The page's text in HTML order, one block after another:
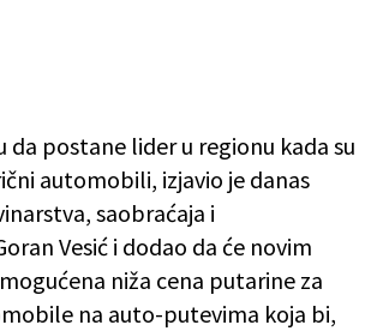
da postane lider u regionu kada su
automobili, izjavio je danas
saobraćaja i
Vesić i dodao da će novim
niža cena putarine za
na auto-putevima koja bi,